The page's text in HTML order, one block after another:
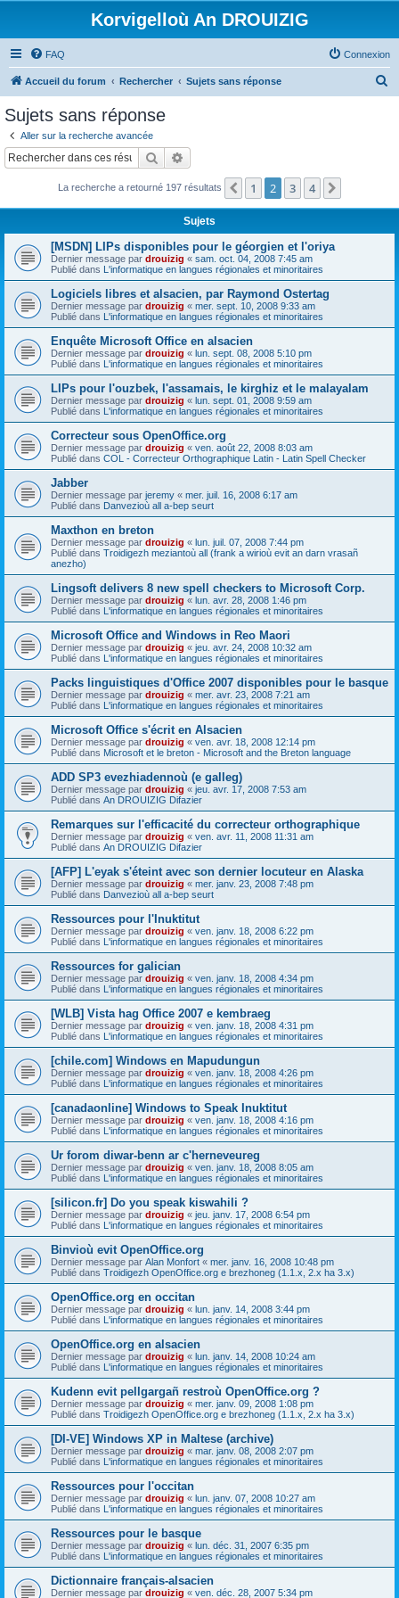
Korvigelloù An DROUIZIG
FAQ Connexion
Accueil du forum Rechercher Sujets sans réponse
c
Sujets sans réponse
Aller sur la recherche avancée
Rechercher
La recherche a retourné 197 résultats Précédent
1 2 3 4
Sujets
[MSDN] LIPs disponibles pour le géorgien et l'oriya
Dernier message par drouizig « sam. oct. 04, 2008 7:45 am
Publié dans L'informatique en langues régionales et minoritaires
Logiciels libres et alsacien, par Raymond Ostertag
Dernier message par drouizig « mer. sept. 10, 2008 9:33 am
Publié dans L'informatique en langues régionales et minoritaires
Enquête Microsoft Office en alsacien
Dernier message par drouizig « lun. sept. 08, 2008 5:10 pm
Publié dans L'informatique en langues régionales et minoritaires
LIPs pour l'ouzbek, l'assamais, le kirghiz et le malayalam
Dernier message par drouizig « lun. sept. 01, 2008 9:59 am
Publié dans L'informatique en langues régionales et minoritaires
Correcteur sous OpenOffice.org
Dernier message par drouizig « ven. août 22, 2008 8:03 am
Publié dans COL - Correcteur Orthographique Latin - Latin Spell Checker
Jabber
Dernier message par jeremy « mer. juil. 16, 2008 6:17 am
Publié dans Danvezioù all a-bep seurt
Maxthon en breton
Dernier message par drouizig « lun. juil. 07, 2008 7:44 pm
Publié dans Troidigezh meziantoù all (frank a wirioù evit an darn vrasañ
anezho)
Lingsoft delivers 8 new spell checkers to Microsoft Corp.
Dernier message par drouizig « lun. avr. 28, 2008 1:46 pm
Publié dans L'informatique en langues régionales et minoritaires
Microsoft Office and Windows in Reo Maori
Dernier message par drouizig « jeu. avr. 24, 2008 10:32 am
Publié dans L'informatique en langues régionales et minoritaires
Packs linguistiques d'Office 2007 disponibles pour le basque
Dernier message par drouizig « mer. avr. 23, 2008 7:21 am
Publié dans L'informatique en langues régionales et minoritaires
Microsoft Office s'écrit en Alsacien
Dernier message par drouizig « ven. avr. 18, 2008 12:14 pm
Publié dans Microsoft et le breton - Microsoft and the Breton language
ADD SP3 evezhiadennoù (e galleg)
Dernier message par drouizig « jeu. avr. 17, 2008 7:53 am
Publié dans An DROUIZIG Difazier
Remarques sur l'efficacité du correcteur orthographique
Dernier message par drouizig « ven. avr. 11, 2008 11:31 am
Publié dans An DROUIZIG Difazier
[AFP] L'eyak s'éteint avec son dernier locuteur en Alaska
Dernier message par drouizig « mer. janv. 23, 2008 7:48 pm
Publié dans Danvezioù all a-bep seurt
Ressources pour l'Inuktitut
Dernier message par drouizig « ven. janv. 18, 2008 6:22 pm
Publié dans L'informatique en langues régionales et minoritaires
Ressources for galician
Dernier message par drouizig « ven. janv. 18, 2008 4:34 pm
Publié dans L'informatique en langues régionales et minoritaires
[WLB] Vista hag Office 2007 e kembraeg
Dernier message par drouizig « ven. janv. 18, 2008 4:31 pm
Publié dans L'informatique en langues régionales et minoritaires
[chile.com] Windows en Mapudungun
Dernier message par drouizig « ven. janv. 18, 2008 4:26 pm
Publié dans L'informatique en langues régionales et minoritaires
[canadaonline] Windows to Speak Inuktitut
Dernier message par drouizig « ven. janv. 18, 2008 4:16 pm
Publié dans L'informatique en langues régionales et minoritaires
Ur forom diwar-benn ar c'herneveureg
Dernier message par drouizig « ven. janv. 18, 2008 8:05 am
Publié dans L'informatique en langues régionales et minoritaires
[silicon.fr] Do you speak kiswahili ?
Dernier message par drouizig « jeu. janv. 17, 2008 6:54 pm
Publié dans L'informatique en langues régionales et minoritaires
Binvioù evit OpenOffice.org
Dernier message par Alan Monfort « mer. janv. 16, 2008 10:48 pm
Publié dans Troidigezh OpenOffice.org e brezhoneg (1.1.x, 2.x ha 3.x)
OpenOffice.org en occitan
Dernier message par drouizig « lun. janv. 14, 2008 3:44 pm
Publié dans L'informatique en langues régionales et minoritaires
OpenOffice.org en alsacien
Dernier message par drouizig « lun. janv. 14, 2008 10:24 am
Publié dans L'informatique en langues régionales et minoritaires
Kudenn evit pellgargañ restroù OpenOffice.org ?
Dernier message par drouizig « mer. janv. 09, 2008 1:08 pm
Publié dans Troidigezh OpenOffice.org e brezhoneg (1.1.x, 2.x ha 3.x)
[DI-VE] Windows XP in Maltese (archive)
Dernier message par drouizig « mar. janv. 08, 2008 2:07 pm
Publié dans L'informatique en langues régionales et minoritaires
Ressources pour l'occitan
Dernier message par drouizig « lun. janv. 07, 2008 10:27 am
Publié dans L'informatique en langues régionales et minoritaires
Ressources pour le basque
Dernier message par drouizig « lun. déc. 31, 2007 6:35 pm
Publié dans L'informatique en langues régionales et minoritaires
Dictionnaire français-alsacien
Dernier message par drouizig « ven. déc. 28, 2007 5:34 pm